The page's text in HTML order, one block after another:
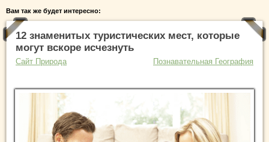
Вам так же будет интересно:
12 знаменитых туристических мест, которые
могут вскоре исчезнуть
Сайт Природа Познавательная География